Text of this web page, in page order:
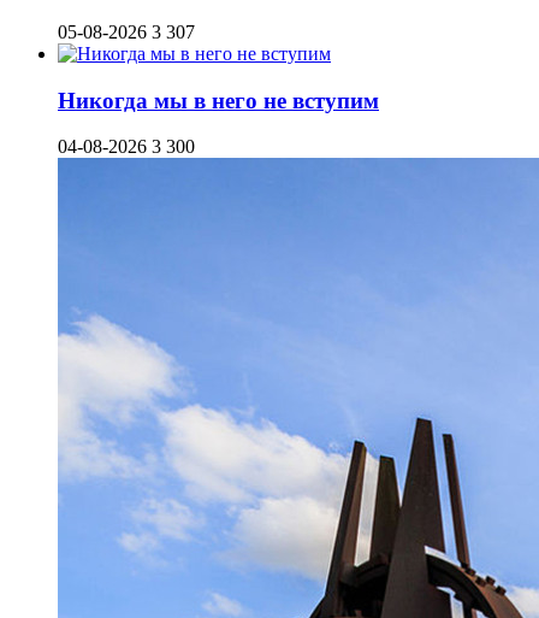
05-08-2026 3 307
Никогда мы в него не вступим
04-08-2026 3 300